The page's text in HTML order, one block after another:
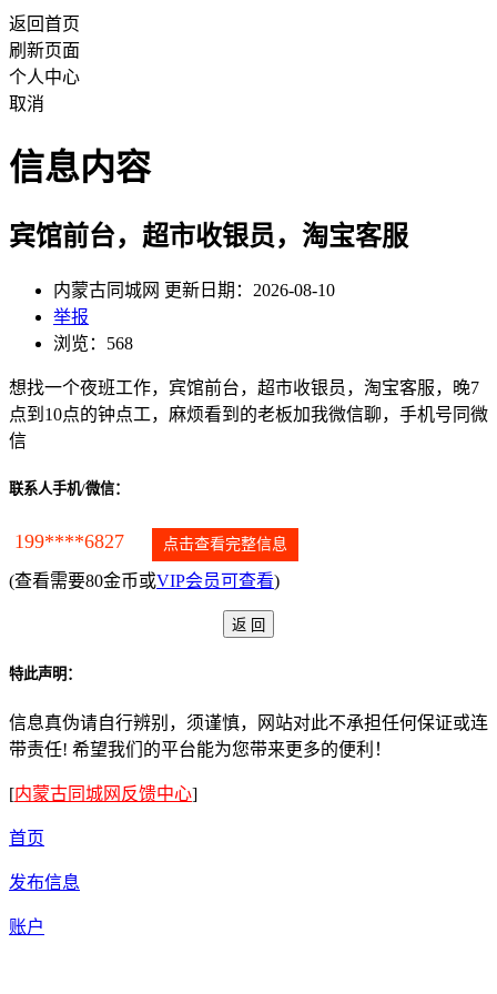
返回首页
刷新页面
个人中心
取消
信息内容
宾馆前台，超市收银员，淘宝客服
内蒙古同城网 更新日期：2026-08-10
举报
浏览：568
想找一个夜班工作，宾馆前台，超市收银员，淘宝客服，晚7
点到10点的钟点工，麻烦看到的老板加我微信聊，手机号同微
信
联系人手机/微信：
199****6827 点击查看完整信息
(查看需要80金币或VIP会员可查看)
特此声明：
信息真伪请自行辨别，须谨慎，网站对此不承担任何保证或连
带责任! 希望我们的平台能为您带来更多的便利！
[内蒙古同城网反馈中心]
首页
发布信息
账户